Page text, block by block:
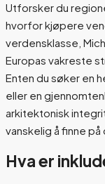
Utforsker du
hvorfor kjøpere
verdensklasse,
Europas vakreste
Enten du søker en
eller en
arkitektonisk
vanskelig å finne på
Hva er